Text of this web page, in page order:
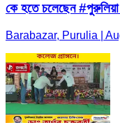
কে হতে চলেছেন
Barabazar, Purulia |